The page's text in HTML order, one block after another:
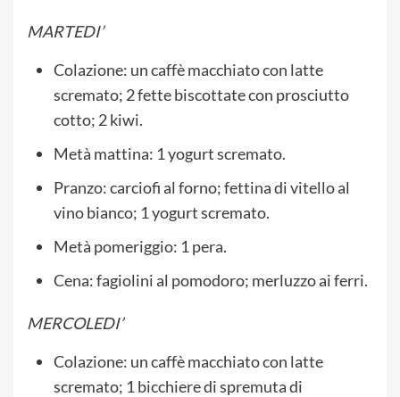
MARTEDI’
Colazione: un caffè macchiato con latte
scremato; 2 fette biscottate con prosciutto
cotto; 2 kiwi.
Metà mattina: 1 yogurt scremato.
Pranzo: carciofi al forno; fettina di vitello al
vino bianco; 1 yogurt scremato.
Metà pomeriggio: 1 pera.
Cena: fagiolini al pomodoro; merluzzo ai ferri.
MERCOLEDI’
Colazione: un caffè macchiato con latte
scremato; 1 bicchiere di spremuta di